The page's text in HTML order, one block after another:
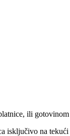
ili
isključivo na